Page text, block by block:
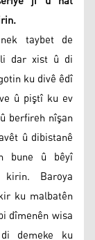
taybet de
dar xist û di
ku divê êdî
û piştî ku ev
berfireh nîşan
û dibistanê
bune û bêyî
Baroya
ku malbatên
dîmenên wisa
demeke ku